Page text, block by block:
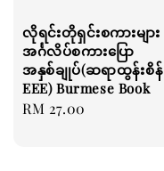
လိုရင်းတိုရှင်းစကားများ
အင်္ဂလိပ်စကားပြော
အနှစ်ချုပ်(ဆရာထွန်းစိန်
EEE) Burmese Book
Regular
RM 27.00